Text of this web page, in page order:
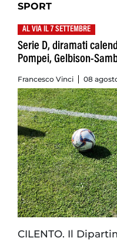
SPORT
AL VIA IL 7 SETTEMBRE
Serie D, diramati
Pompei, Gelbison-
Francesco Vinci 08 agosto
CILENTO. Il